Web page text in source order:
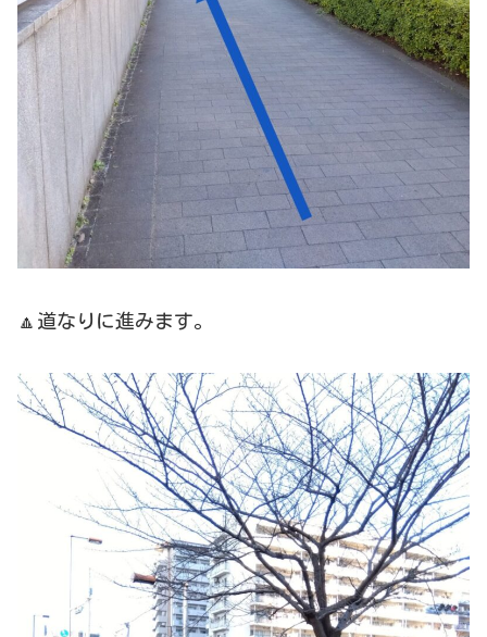
🔼道なりに進みます。